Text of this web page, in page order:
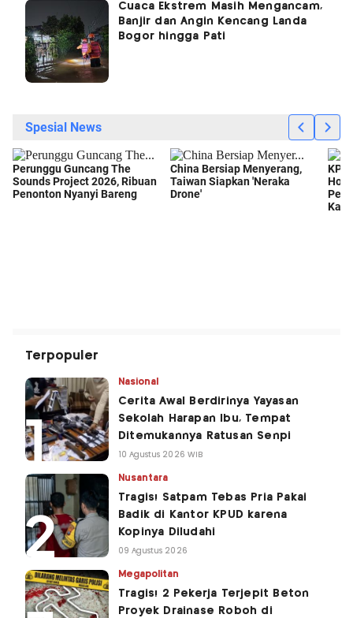
Cuaca Ekstrem Masih Mengancam,
Banjir dan Angin Kencang Landa
Bogor hingga Pati
Terpopuler
Nasional
Cerita Awal Berdirinya Yayasan
Sekolah Harapan Ibu, Tempat
Ditemukannya Ratusan Senpi
10 Agustus 2026 WIB
Nusantara
Tragis! Satpam Tebas Pria Pakai
Badik di Kantor KPUD karena
Kopinya Diludahi
09 Agustus 2026
Megapolitan
Tragis! 2 Pekerja Terjepit Beton
Proyek Drainase Roboh di